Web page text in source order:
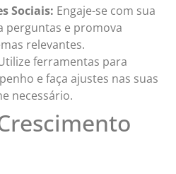
Sociais: Engaje-se com sua
perguntas e promova
relevantes.
ferramentas para
e faça ajustes nas suas
necessário.